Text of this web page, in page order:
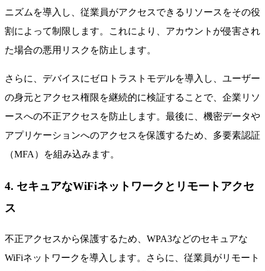
ニズムを導入し、従業員がアクセスできるリソースをその役
割によって制限します。これにより、アカウントが侵害され
た場合の悪用リスクを防止します。
さらに、デバイスにゼロトラストモデルを導入し、ユーザー
の身元とアクセス権限を継続的に検証することで、企業リソ
ースへの不正アクセスを防止します。最後に、機密データや
アプリケーションへのアクセスを保護するため、多要素認証
（MFA）を組み込みます。
4. セキュアなWiFiネットワークとリモートアクセ
ス
不正アクセスから保護するため、WPA3などのセキュアな
WiFiネットワークを導入します。さらに、従業員がリモート